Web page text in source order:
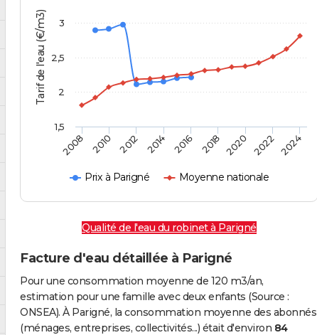
Tarif de l'eau (€/m3)
Prix à Parigné Moyenne nationale
2008 2010 2012 2014 2016 2018 2020 2022 2024
1,5
2
2,5
3
Qualité de l'eau du robinet à Parigné
Facture d'eau détaillée à Parigné
Pour une consommation moyenne de 120 m3/an,
estimation pour une famille avec deux enfants (Source :
ONSEA). À Parigné, la consommation moyenne des abonnés
(ménages, entreprises, collectivités...) était d'environ 84